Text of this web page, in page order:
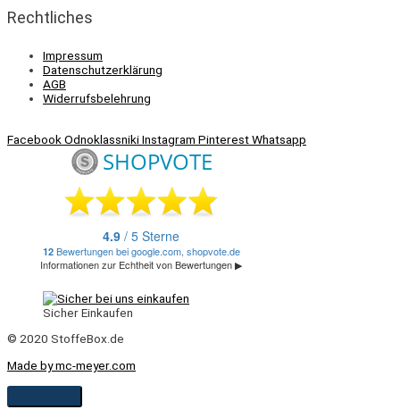
Rechtliches
Impressum
Datenschutzerklärung
AGB
Widerrufsbelehrung
FacebookOdnoklassnikiInstagram PinterestWhatsapp
Sicher Einkaufen
© 2020 StoffeBox.de
Made by mc-meyer.com